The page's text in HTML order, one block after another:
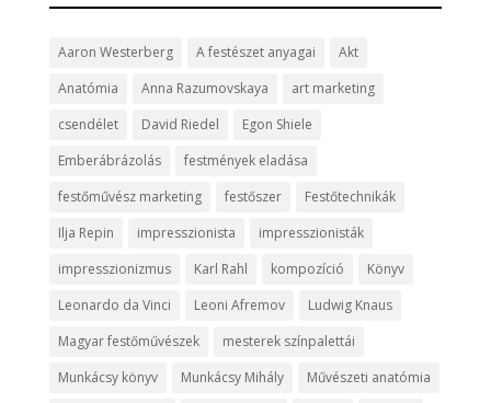
Aaron Westerberg A festészet anyagai
Akt
Anatómia
Anna Razumovskaya
art marketing
csendélet
David Riedel
Egon Shiele
Emberábrázolás
festmények eladása
festőművész marketing
festőszer
Festőtechnikák
Ilja Repin
impresszionista
impresszionisták
impresszionizmus
Karl Rahl kompozíció
Könyv
Leonardo da Vinci
Leoni Afremov
Ludwig Knaus
Magyar festőművészek
mesterek színpalettái
Munkácsy könyv
Munkácsy Mihály
Művészeti anatómia